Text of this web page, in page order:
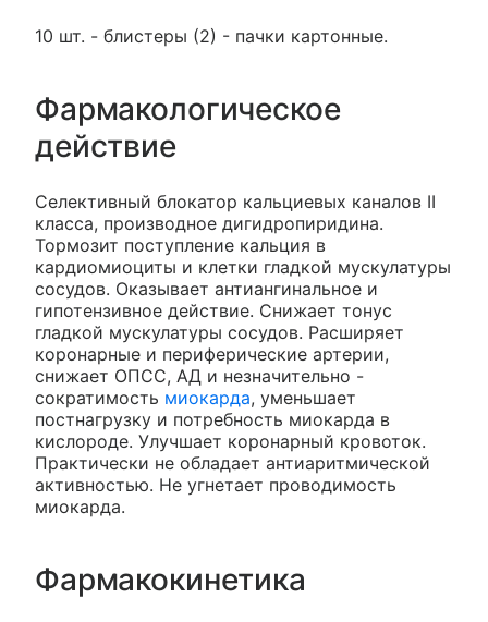
10 шт. - блистеры (2) - пачки картонные.
Фармакологическое
действие
Селективный блокатор кальциевых каналов II
класса, производное дигидропиридина.
Тормозит поступление кальция в
кардиомиоциты и клетки гладкой мускулатуры
сосудов. Оказывает антиангинальное и
гипотензивное действие. Снижает тонус
гладкой мускулатуры сосудов. Расширяет
коронарные и периферические артерии,
снижает ОПСС, АД и незначительно -
сократимость миокарда, уменьшает
постнагрузку и потребность миокарда в
кислороде. Улучшает коронарный кровоток.
Практически не обладает антиаритмической
активностью. Не угнетает проводимость
миокарда.
Фармакокинетика